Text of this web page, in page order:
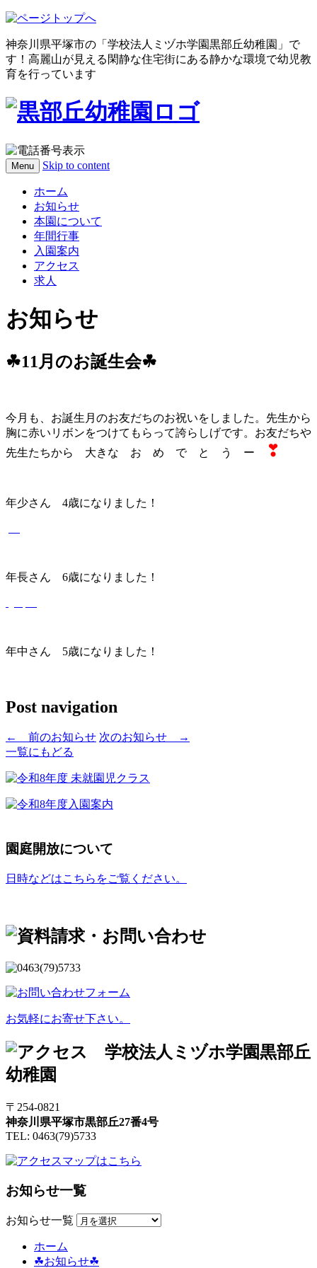
神奈川県平塚市の「学校法人ミヅホ学園黒部丘幼稚園」で
す！高麗山が見える閑静な住宅街にある静かな環境で幼児教
育を行っています
Menu Skip to content
ホーム
お知らせ
本園について
年間行事
入園案内
アクセス
求人
お知らせ
☘11月のお誕生会☘
今月も、お誕生月のお友だちのお祝いをしました。先生から
胸に赤いリボンをつけてもらって誇らしげです。お友だちや
先生たちから 大きな お め で と う ー ❣
年少さん 4歳になりました！
年長さん 6歳になりました！
年中さん 5歳になりました！
Post navigation
← 前のお知らせ 次のお知らせ
→
一覧にもどる
園庭開放について
日時などはこちらをご覧ください。
お気軽にお寄せ下さい。
〒254-0821
神奈川県平塚市黒部丘27番4号
TEL: 0463(79)5733
お知らせ一覧
お知らせ一覧
ホーム
☘お知らせ☘